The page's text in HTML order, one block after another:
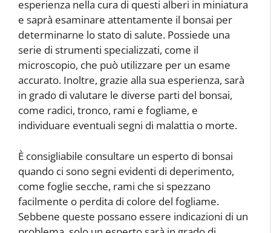
esperienza nella cura di questi alberi in miniatura
e saprà esaminare attentamente il bonsai per
determinarne lo stato di salute. Possiede una
serie di strumenti specializzati, come il
microscopio, che può utilizzare per un esame
accurato. Inoltre, grazie alla sua esperienza, sarà
in grado di valutare le diverse parti del bonsai,
come radici, tronco, rami e fogliame, e
individuare eventuali segni di malattia o morte.
È consigliabile consultare un esperto di bonsai
quando ci sono segni evidenti di deperimento,
come foglie secche, rami che si spezzano
facilmente o perdita di colore del fogliame.
Sebbene queste possano essere indicazioni di un